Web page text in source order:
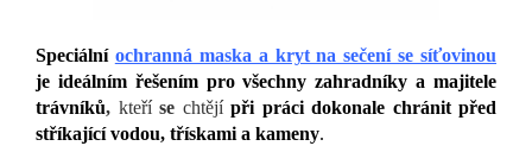
Speciální ochranná maska a kryt na sečení se síťovinou
je ideálním řešením pro všechny zahradníky a majitele
trávníků, kteří se chtějí při práci dokonale chránit před
stříkající vodou, třískami a kameny.